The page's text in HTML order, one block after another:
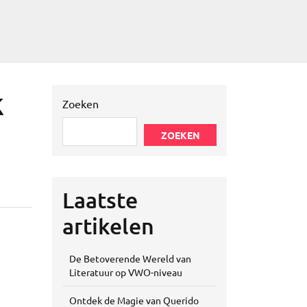
Zoeken
ZOEKEN
Laatste
artikelen
De Betoverende Wereld van
Literatuur op VWO-niveau
Ontdek de Magie van Querido